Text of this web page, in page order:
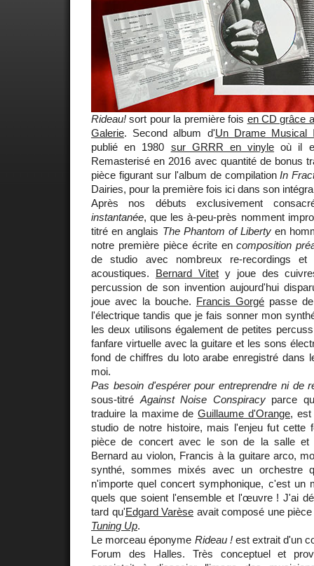
Rideau! sort pour la première fois en CD grâce
Galerie. Second album d'Un Drame Musical
publié en 1980 sur GRRR en vinyle où il
Remasterisé en 2016 avec quantité de bonus
pièce figurant sur l'album de compilationIn
Dairies, pour la première fois ici dans son
Après nos débuts exclusivement
instantanée, que les à-peu-près nomment
titré en anglais The Phantom of Liberty en
notre première pièce écrite encomposition
de studio avec nombreux re-recordings et
acoustiques. Bernard Vitety joue des
percussion de son invention aujourd'hui
joue avec la bouche. Francis Gorgé passe
l'électrique tandis que je fais sonner mon
les deux utilisons également de petites
fanfare virtuelle avec la guitare et les sons
fond de chiffres du loto arabe enregistré dans
moi.
Pas besoin d'espérer pour entreprendre ni de
sous-titré Against Noise Conspiracyparce
traduire la maxime deGuillaume d'Orange, est
studio de notre histoire, mais l'enjeu fut cette
pièce de concert avec le son de la salle et
Bernard au violon, Francis à la guitare arco,
synthé, sommes mixés avec un orchestre
n'importe quel concert symphonique, c'est un
quels que soient l'ensemble et l'œuvre ! J'ai
tard qu'Edgard Varèse avait composé une
Tuning Up.
Le morceau éponyme Rideau !est extrait d'un
Forum des Halles. Très conceptuel et